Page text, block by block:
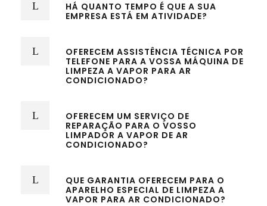
HÁ QUANTO TEMPO É QUE A SUA
EMPRESA ESTÁ EM ATIVIDADE?
OFERECEM ASSISTÊNCIA TÉCNICA POR
TELEFONE PARA A VOSSA MÁQUINA DE
LIMPEZA A VAPOR PARA AR
CONDICIONADO?
OFERECEM UM SERVIÇO DE
REPARAÇÃO PARA O VOSSO
LIMPADOR A VAPOR DE AR
CONDICIONADO?
QUE GARANTIA OFERECEM PARA O
APARELHO ESPECIAL DE LIMPEZA A
VAPOR PARA AR CONDICIONADO?